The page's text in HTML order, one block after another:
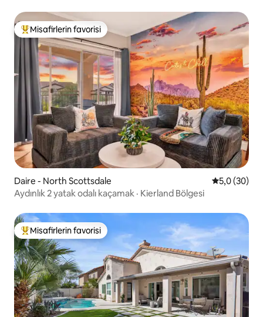
Misafirlerin favorilerinden en beğenilenler arasında
Misafirlerin favorisi
Daire - North Scottsdale 5 üzerinden
5,0 (30)
Aydınlık 2 yatak odalı kaçamak · Kierland Bölgesi
Misafirlerin favorilerinden en beğenilenler arasında
Misafirlerin favorisi